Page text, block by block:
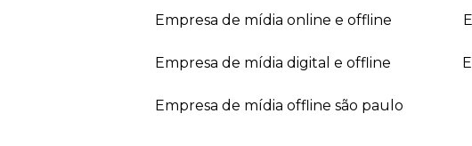
empresa de mídia online e offline
empresa de mídia digital e offline
empresa de mídia offline são paulo